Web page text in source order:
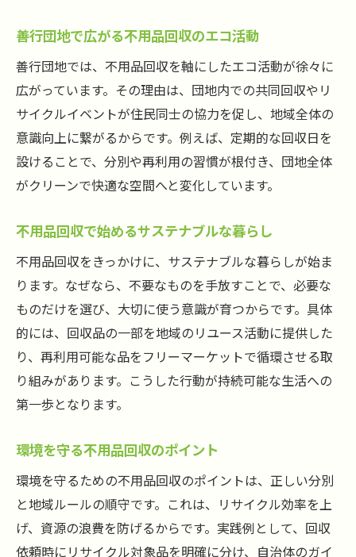
善行団地で広がる不用品回収のエコ活動
善行団地では、不用品回収を軸にしたエコ活動が徐々に
広がっています。その理由は、団地内での共同回収やリ
サイクルイベントが住民同士の協力を促し、地域全体の
意識向上に繋がるからです。例えば、定期的な回収日を
設けることで、分別や再利用の習慣が根付き、団地全体
がクリーンで快適な空間へと変化しています。
不用品回収で始めるサステナブルな暮らし
不用品回収をきっかけに、サステナブルな暮らしが始ま
ります。なぜなら、不要なものを手放すことで、必要な
ものだけを選び、大切に使う意識が育つからです。具体
的には、回収品の一部を地域のリユース活動に提供した
り、再利用可能な品をフリーマーケットで循環させる取
り組みがあります。こうした行動が持続可能な生活への
第一歩となります。
環境を守る不用品回収のポイント
環境を守るための不用品回収のポイントは、正しい分別
と地域ルールの順守です。これは、リサイクル効率を上
げ、資源の浪費を防げるからです。実践例として、回収
依頼時にリサイクル対象品を明確に分け、自治体のガイ